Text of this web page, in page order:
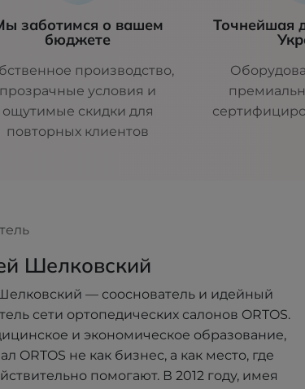
заботимся о вашем
бюджете
производство,
прозрачные условия и
ощутимые скидки для
повторных клиентов
Точнейшая
Шелковский
— сооснователь и идейный
сети ортопедических салонов ORTOS.
и экономическое образование,
ORTOS не как бизнес, а как место, где
помогают. В 2012 году, имея